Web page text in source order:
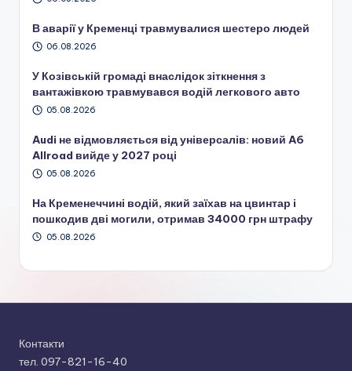
В аварії у Кременці травмувалися шестеро людей
06.08.2026
У Козівській громаді внаслідок зіткнення з
вантажівкою травмувався водій легкового авто
05.08.2026
Audi не відмовляється від універсалів: новий A6
Allroad вийде у 2027 році
05.08.2026
На Кременеччині водій, який заїхав на цвинтар і
пошкодив дві могили, отримав 34000 грн штрафу
05.08.2026
Контакти
тел. 097-821-16-40